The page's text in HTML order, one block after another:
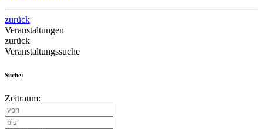
zurück
Veranstaltungen
zurück
Veranstaltungssuche
Suche:
Zeitraum: